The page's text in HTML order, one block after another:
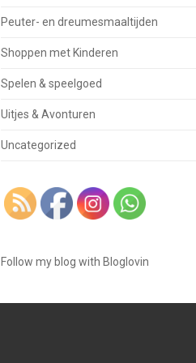
Peuter- en dreumesmaaltijden
Shoppen met Kinderen
Spelen & speelgoed
Uitjes & Avonturen
Uncategorized
Follow my blog with Bloglovin